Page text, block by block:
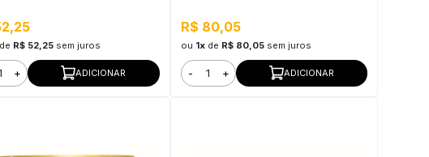
de R$ 52,25 sem juros
+ ADICIONAR
R$ 80,05
ou 1xde R$ 80,05 sem juros
- + ADICIONAR